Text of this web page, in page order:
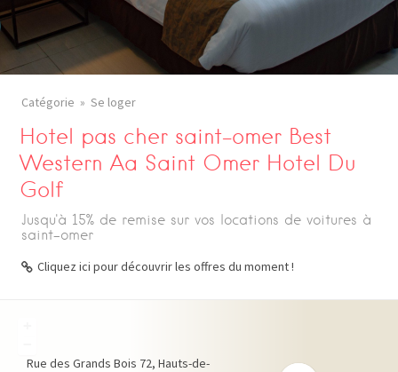
Catégorie Se loger
Hotel pas cher saint-omer Best
Western Aa Saint Omer Hotel Du
Golf
Jusqu'à 15% de remise sur vos locations de voitures à
saint-omer
Cliquez ici pour découvrir les offres du moment !
Rue des Grands Bois 72 Hauts-de-